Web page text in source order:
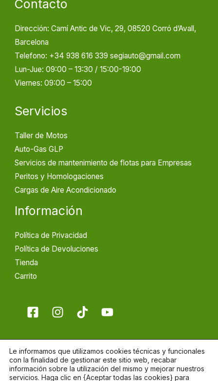
Contacto
Dirección: Camí Antic de Vic, 29, 08520 Corró d’Avall,
Barcelona
Telefono: +34 938 616 339 segiauto@gmail.com
Lun-Jue: 09:00 – 13:30 / 15:00-19:00
Viernes: 09:00 – 15:00
Servicios
Taller de Motos
Auto-Gas GLP
Servicios de mantenimiento de flotas para Empresas
Peritos y Homologaciones
Cargas de Aire Acondicionado
Información
Política de Privacidad
Política de Devoluciones
Tienda
Carrito
Copyright © 2026 Segimon Automoció
Le informamos que utilizamos cookies técnicas y funcionales
con la finalidad de gestionar este sitio web, recabar
información sobre la utilización del mismo y mejorar nuestros
servicios. Haga clic en {Aceptar todas las cookies} para